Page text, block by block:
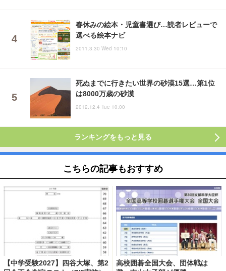
春休みの絵本・児童書選び…読者レビューで
選べる絵本ナビ
2011.3.30 Wed 10:10
死ぬまでに行きたい世界の砂漠15選…第1位
は8000万歳の砂漠
2012.12.4 Tue 10:00
ランキングをもっと見る
こちらの記事もおすすめ
【中学受験2027】四谷大塚、第2
高校囲碁全国大会、団体戦は